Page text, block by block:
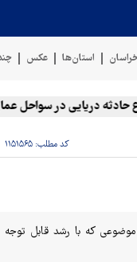
استان‌ها عکس
دریایی در سواحل عمان
کد مطلب: ۱۱۵۱۵۶۵
همیشه کرده است؛ موضوعی که با رشد قابل توجه